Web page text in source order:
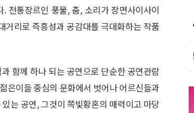
전통장르인 풍물, 춤, 소리가 장면사이사이
리로 즉흥성과 공감대를 극대화하는 작품
함께 하나 되는 공연으로 단순한 공연관람
은이들 중심의 문화에서 벗어나 어르신들과
는 공연, 그것이 쪽빛황혼의 매력이고 마당